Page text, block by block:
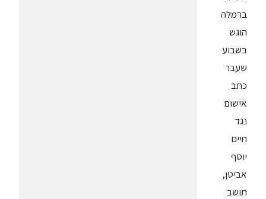
ברמלה
הוגש
בשבוע
שעבר
כתב
אישום
נגד
חיים
יוסף
אביטן,
תושב